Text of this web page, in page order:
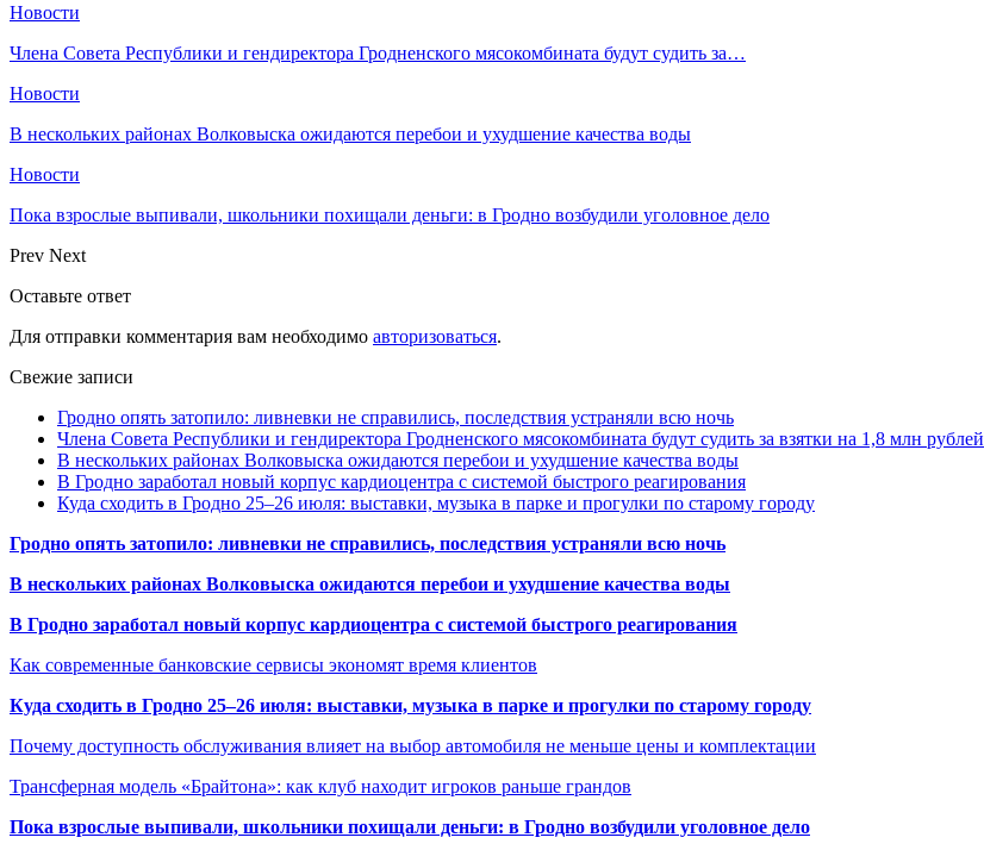
Новости
Члена Совета Республики и гендиректора Гродненского мясокомбината будут судить за…
Новости
В нескольких районах Волковыска ожидаются перебои и ухудшение качества воды
Новости
Пока взрослые выпивали, школьники похищали деньги: в Гродно возбудили уголовное дело
Prev Next
Оставьте ответ
Для отправки комментария вам необходимо авторизоваться.
Свежие записи
Гродно опять затопило: ливневки не справились, последствия устраняли всю ночь
Члена Совета Республики и гендиректора Гродненского мясокомбината будут судить за взятки на 1,8 млн рублей
В нескольких районах Волковыска ожидаются перебои и ухудшение качества воды
В Гродно заработал новый корпус кардиоцентра с системой быстрого реагирования
Куда сходить в Гродно 25–26 июля: выставки, музыка в парке и прогулки по старому городу
Гродно опять затопило: ливневки не справились, последствия устраняли всю ночь
В нескольких районах Волковыска ожидаются перебои и ухудшение качества воды
В Гродно заработал новый корпус кардиоцентра с системой быстрого реагирования
Как современные банковские сервисы экономят время клиентов
Куда сходить в Гродно 25–26 июля: выставки, музыка в парке и прогулки по старому городу
Почему доступность обслуживания влияет на выбор автомобиля не меньше цены и комплектации
Трансферная модель «Брайтона»: как клуб находит игроков раньше грандов
Пока взрослые выпивали, школьники похищали деньги: в Гродно возбудили уголовное дело